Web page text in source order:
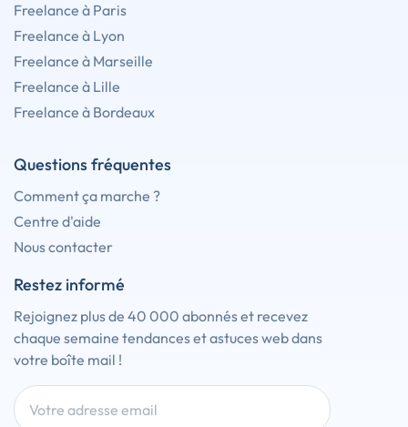
Freelance à Paris
Freelance à Lyon
Freelance à Marseille
Freelance à Lille
Freelance à Bordeaux
Questions fréquentes
Comment ça marche ?
Centre d'aide
Nous contacter
Restez informé
Rejoignez plus de 40 000 abonnés et recevez
chaque semaine tendances et astuces web dans
votre boîte mail !